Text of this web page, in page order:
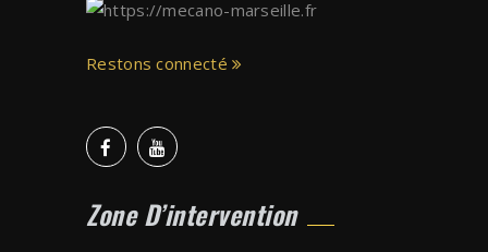
Restons connecté
Zone D’intervention